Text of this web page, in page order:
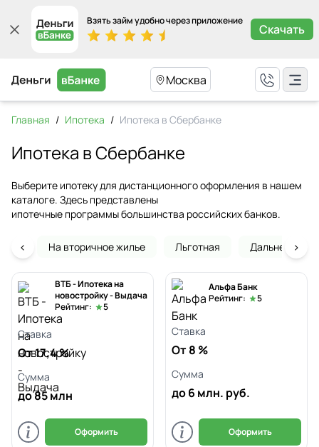
Взять займ удобно через приложение
Скачать
Москва
Главная / Ипотека / Ипотека в Сбербанке
Ипотека в Сбербанке
Выберите ипотеку для дистанционного оформления в нашем
каталоге. Здесь представлены
ипотечные программы большинства российских банков.
На вторичное жилье Льготная
‹ ›
ВТБ - Ипотека на
новостройку - Выдача
Рейтинг:
5
Cтавка
От 17,4 %
Сумма
до 85 млн
Оформить
Альфа Банк
Рейтинг:
5
Cтавка
От 8 %
Сумма
до 6 млн. руб.
Оформить